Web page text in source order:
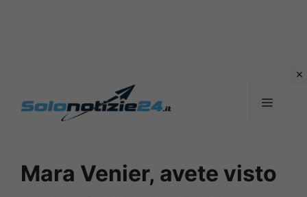
MENU
Mara Venier, avete visto